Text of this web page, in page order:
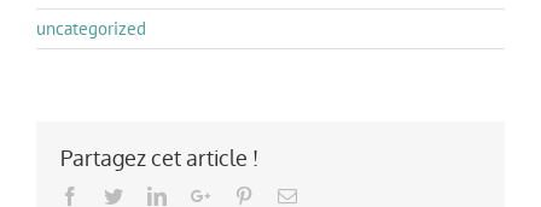
uncategorized
Partagez cet article !
Facebook
TwitterLinkedInGoogle+PinterestEmail